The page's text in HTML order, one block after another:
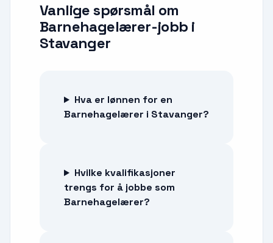
Vanlige spørsmål om
Barnehagelærer-jobb i
Stavanger
Hva er lønnen for en
Barnehagelærer i Stavanger?
Hvilke kvalifikasjoner
trengs for å jobbe som
Barnehagelærer?